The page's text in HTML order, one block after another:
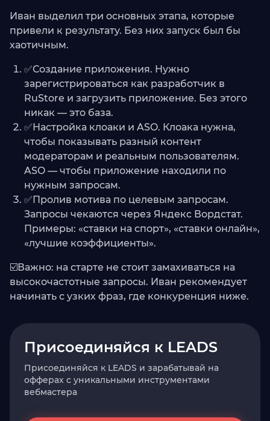
Иван выделил три основных этапа, которые
привели к результату. Без них запуск был бы
хаотичным.
✅Создание приложения. Нужно
зарегистрироваться как разработчик в
RuStore и загрузить приложение. Без этого
никак — это база.
✅Настройка клоаки и ASO. Клоака нужна,
чтобы показывать разный контент
модераторам и реальным пользователям.
ASO — чтобы приложение находили по
нужным запросам.
✅Пролив мотива по целевым запросам.
Запросы чекаются через Яндекс Вордстат.
Примеры: «ставки на спорт», «ставки онлайн»,
«лучшие коэффициенты».
☑️Важно: на старте не стоит замахиваться на
высокочастотные запросы. Иван рекомендует
начинать с узких фраз, где конкуренция ниже.
Присоединяйся к LEADS
Присоединяйся к LEADS и зарабатывай на
офферах с уникальными инструментами
вебмастера